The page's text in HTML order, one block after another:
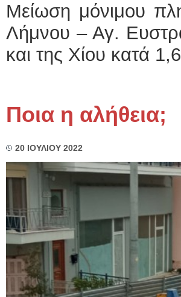
Μείωση μόνιμου
Λήμνου – Αγ.
και της Χίου κατά
Ποια η αλήθεια;
20 ΙΟΥΛΙΟΥ 2022